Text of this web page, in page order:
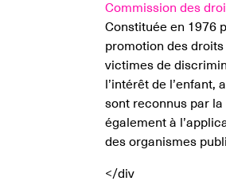
Commission des
Constituée en 1976
promotion des
victimes de
l’intérêt de
sont reconnus par
également à
des organismes
</div